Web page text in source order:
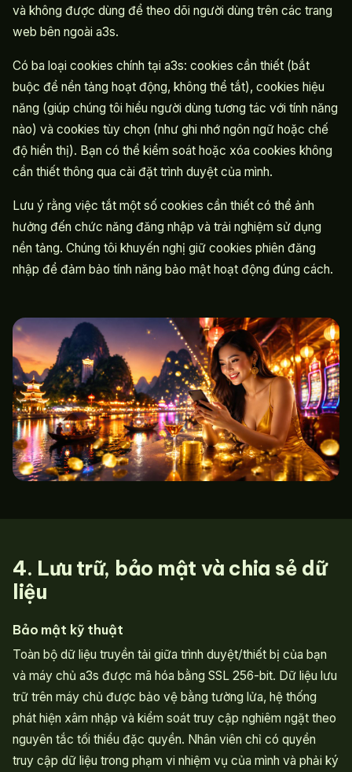
và không được dùng để theo dõi người dùng trên các trang
web bên ngoài a3s.
Có ba loại cookies chính tại a3s: cookies cần thiết (bắt
buộc để nền tảng hoạt động, không thể tắt), cookies hiệu
năng (giúp chúng tôi hiểu người dùng tương tác với tính năng
nào) và cookies tùy chọn (như ghi nhớ ngôn ngữ hoặc chế
độ hiển thị). Bạn có thể kiểm soát hoặc xóa cookies không
cần thiết thông qua cài đặt trình duyệt của mình.
Lưu ý rằng việc tắt một số cookies cần thiết có thể ảnh
hưởng đến chức năng đăng nhập và trải nghiệm sử dụng
nền tảng. Chúng tôi khuyến nghị giữ cookies phiên đăng
nhập để đảm bảo tính năng bảo mật hoạt động đúng cách.
4. Lưu trữ, bảo mật và chia sẻ dữ
liệu
Bảo mật kỹ thuật
Toàn bộ dữ liệu truyền tải giữa trình duyệt/thiết bị của bạn
và máy chủ a3s được mã hóa bằng SSL 256-bit. Dữ liệu lưu
trữ trên máy chủ được bảo vệ bằng tường lửa, hệ thống
phát hiện xâm nhập và kiểm soát truy cập nghiêm ngặt theo
nguyên tắc tối thiểu đặc quyền. Nhân viên chỉ có quyền
truy cập dữ liệu trong phạm vi nhiệm vụ của mình và phải ký